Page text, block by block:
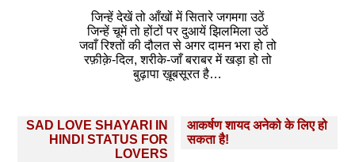
जिन्हें देखें तो आँखों में सितारे जगमगा उठें
जिन्हें चूमें तो होंटों पर दुआयें झिलमिला उठें
जवाँ रिश्तों की दौलत से अगर दामन भरा हो तो
रफ़ीक़े-दिल, शरीके-जाँ बराबर में खड़ा हो तो
बुढ़ापा ख़ूबसूरत है…
Post
navigation
SAD LOVE SHAYARI IN
HINDI STATUS FOR
LOVERS
आकर्षण शायद अनेको के लिए हो
सकता है!